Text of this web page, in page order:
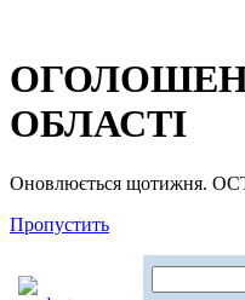
ОБЛАСТІ
Оновлюється щотижня.
Пропустить